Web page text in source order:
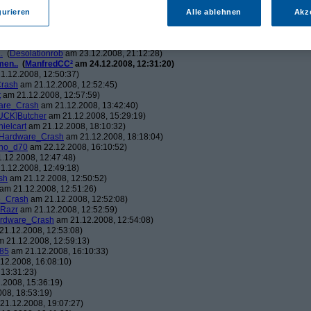
am 23.12.2008, 08:25:26)
(Desolationrob am 23.12.2008, 21:12:28)
(ManfredCC² am 24.12.2008, 12:31:20)
12:50:37)
am 21.12.2008, 12:52:45)
am 21.12.2008, 12:57:59)
am 21.12.2008, 13:42:40)
am 21.12.2008, 15:29:19)
am 21.12.2008, 18:10:32)
Hardware_Crash am 21.12.2008, 18:18:04)
am 22.12.2008, 16:10:52)
12:47:48)
12:49:18)
am 21.12.2008, 12:50:52)
am 21.12.2008, 12:51:26)
am 21.12.2008, 12:52:08)
am 21.12.2008, 12:52:59)
am 21.12.2008, 12:54:08)
12:53:08)
21.12.2008, 12:59:13)
am 21.12.2008, 16:10:33)
16:08:10)
15:36:19)
18:53:19)
19:07:27)
Alle ablehnen